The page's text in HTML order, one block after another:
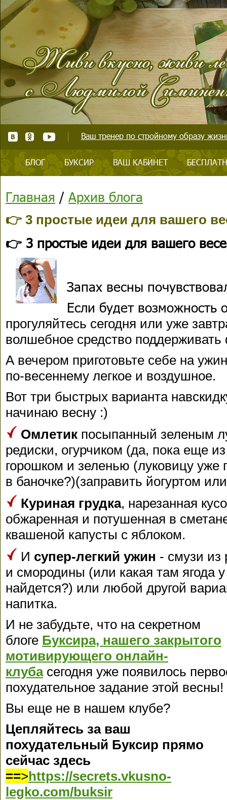
Ваш тренер по стройному образу
БЛОГ БУКСИР ВАШ КАБИНЕТ
Главная / Архив блога
👉 3 простые идеи для вашего
👉 3 простые идеи для вашего
Запах весны
Если будет возможность
прогуляйтесь сегодня или уже
волшебное средство поддерживать
А вечером приготовьте себе на
по-весеннему легкое и воздушное.
Вот три быстрых варианта
начинаю весну :)
Омлетик посыпанный зеленым
редиски, огурчиком (да, пока еще
горошком и зеленью (луковицу уже
в баночке?)(заправить йогуртом
Куриная грудка, нарезанная
обжаренная и потушенная в
квашеной капусты с яблоком.
И супер-легкий ужин - смузи из
и смородины (или какая там ягода
найдется?) или любой другой
напитка.
И не забудьте, что на секретном
блоге Буксира, нашего закрытого
мотивирующего онлайн-
клуба сегодня уже появилось
похудательное задание этой весны!
Вы еще не в нашем клубе?
Цепляйтесь за ваш
похудательный Буксир прямо
сейчас здесь
==>https://secrets.vkusno-
legko.com/buksir